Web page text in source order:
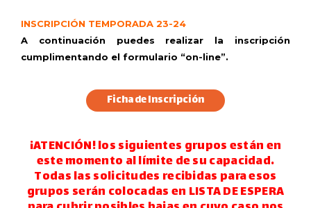
INSCRIPCIÓN TEMPORADA 23-24
A continuación puedes realizar la inscripción
cumplimentando el formulario “on-line”.
Ficha de Inscripción
¡ATENCIÓN! los siguientes grupos están en
este momento al límite de su capacidad.
Todas las solicitudes recibidas para esos
grupos serán colocadas en LISTA DE ESPERA